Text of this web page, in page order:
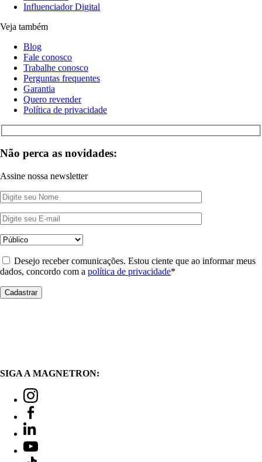
Influenciador Digital
Veja também
Blog
Fale conosco
Trabalhe conosco
Perguntas frequentes
Garantia
Quero revender
Política de privacidade
Não perca as novidades:
Assine nossa newsletter
Desejo receber comunicações. Estou ciente que ao informar meus
dados, concordo com a política de privacidade*
SIGA A MAGNETRON: